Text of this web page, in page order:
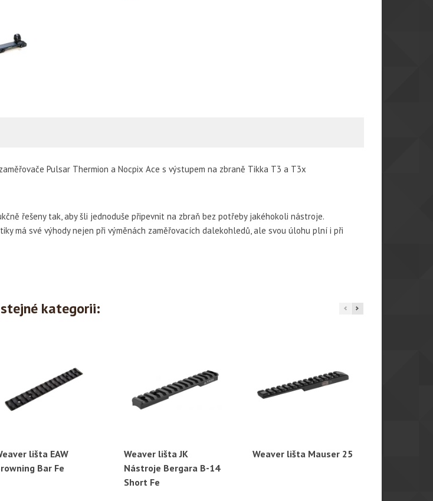
Pulsar Thermion a Nocpix Ace s výstupem na zbraně Tikka T3 a T3x
řešeny tak, aby šli jednoduše připevnit na zbraň bez potřeby jakéhokoli nástroje.
má své výhody nejen při výměnách zaměřovacích dalekohledů, ale svou úlohu plní i při
kategorii:
Rychlý náhled
lišta EAW
Bar Fe
Rychlý náhled
Weaver lišta JK
Nástroje Bergara B-14
Short Fe
Rychlý náhled
Weaver lišta Mauser 25